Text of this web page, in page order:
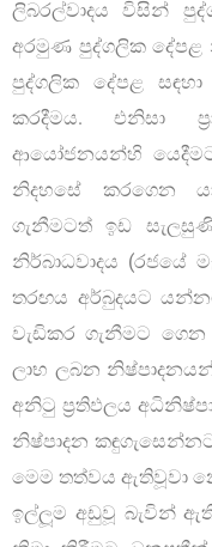
ලිබරල්වාදය විසින්
අරමුණ පුද්ගලික දේපළ
පුද්ගලික දේපළ
කරදීමය. එනිසා
ආයෝජනයන්හි
නිදහසේ කරගෙන
ගැනීමටත් ඉඩ
නිර්බාධවාදය
තරඟය අර්බුදයට
වැඩිකර ගැනීමට
ලාභ ලබන
අනිටු ප‍්‍රතිඵලය
නිෂ්පාදන
මෙම තත්වය ඇතිවූවා
ඉල්ලූම අඩුවූ බැවින්